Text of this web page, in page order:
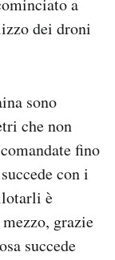
dei droni
sono
che non
fino
con i
è
grazie
succede